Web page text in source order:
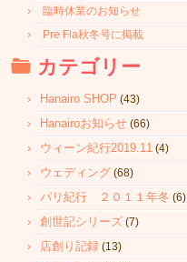
臨時休業のお知らせ
Pre Fla秋冬号に掲載
カテゴリー
Hanairo SHOP (43)
Hanairoお知らせ (66)
ウィーン紀行2019.11 (4)
ウェディング (68)
パリ紀行 ２０１１年冬 (6)
創世記シリーズ (7)
店創り記録 (13)